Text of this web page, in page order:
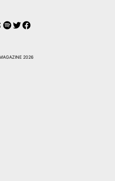
Spotify
Twitter
Facebook
2026